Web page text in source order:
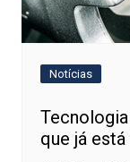
Notícias
que já está